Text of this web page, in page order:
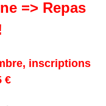
=> Repas
inscriptions
€